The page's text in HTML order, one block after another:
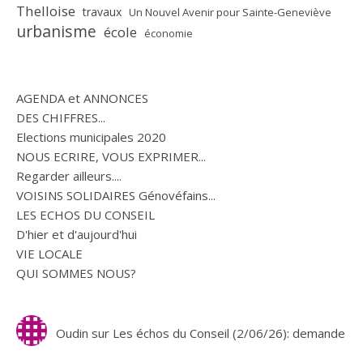
Thelloise travaux Un Nouvel Avenir pour Sainte-Geneviève
urbanisme école économie
AGENDA et ANNONCES
DES CHIFFRES...
Elections municipales 2020
NOUS ECRIRE, VOUS EXPRIMER...
Regarder ailleurs....
VOISINS SOLIDAIRES Génovéfains...
LES ECHOS DU CONSEIL
D'hier et d'aujourd'hui
VIE LOCALE
QUI SOMMES NOUS?
Oudin sur Les échos du Conseil (2/06/26): demande